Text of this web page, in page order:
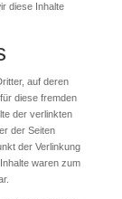
diese Inhalte
auf deren
diese fremden
der verlinkten
der Seiten
der Verlinkung
waren zum